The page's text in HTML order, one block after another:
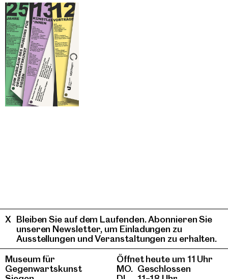
Museum für
Gegenwartskunst
Öffnet heute um 11 Uhr
MO. Geschlossen
Bleiben Sie auf dem Laufenden. Abonnieren Sie
unseren Newsletter, um Einladungen zu
Ausstellungen und Veranstaltungen zu erhalten.